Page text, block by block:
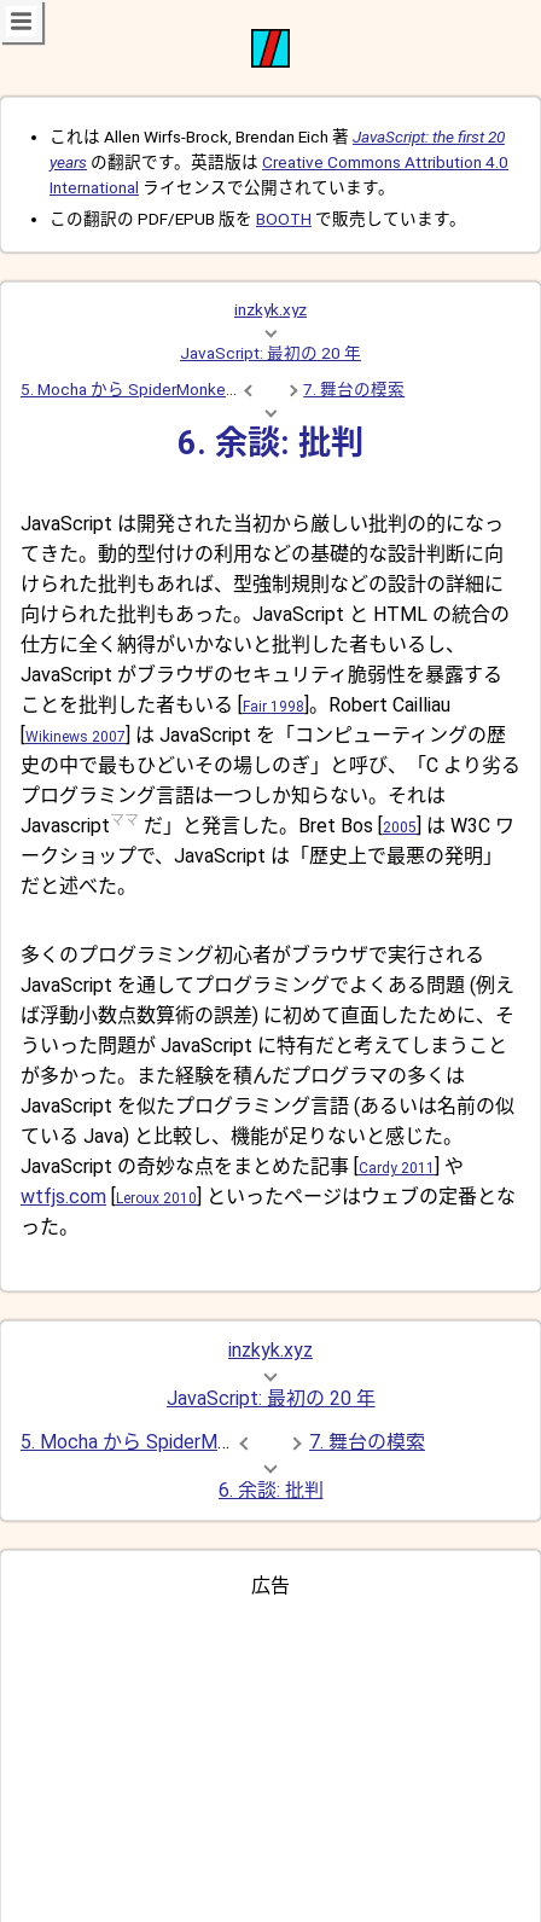
これは Allen Wirfs-Brock, Brendan Eich 著 JavaScript: the first 20
years の翻訳です。英語版は Creative Commons Attribution 4.0
International ライセンスで公開されています。
この翻訳の PDF/EPUB 版を BOOTH で販売しています。
inzkyk.xyz
JavaScript: 最初の 20 年
7. 舞台の模索
6. 余談: 批判
JavaScript は開発された当初から厳しい批判の的になっ
てきた。動的型付けの利用などの基礎的な設計判断に向
けられた批判もあれば、型強制規則などの設計の詳細に
向けられた批判もあった。JavaScript と HTML の統合の
仕方に全く納得がいかないと批判した者もいるし、
JavaScript がブラウザのセキュリティ脆弱性を暴露する
ことを批判した者もいる [
Fair 1998 ]。Robert Cailliau
Wikinews 2007
] は JavaScript を「コンピューティングの歴
史の中で最もひどいその場しのぎ」と呼び、「C より劣る
プログラミング言語は一つしか知らない。それは
Javascriptママ だ」と発言した。Bret Bos [ 2005
] は W3C ワ
ークショップで、JavaScript は「歴史上で最悪の発明」
だと述べた。
多くのプログラミング初心者がブラウザで実行される
JavaScript を通してプログラミングでよくある問題 (例え
ば浮動小数点数算術の誤差) に初めて直面したために、そ
ういった問題が JavaScript に特有だと考えてしまうこと
が多かった。また経験を積んだプログラマの多くは
JavaScript を似たプログラミング言語 (あるいは名前の似
ている Java) と比較し、機能が足りないと感じた。
JavaScript の奇妙な点をまとめた記事 [ Cardy 2011
] や
wtfjs.com
Leroux 2010
] といったページはウェブの定番とな
った。
inzkyk.xyz
JavaScript: 最初の 20 年
5. Mocha から SpiderMonkey まで
7. 舞台の模索
6. 余談: 批判
広告